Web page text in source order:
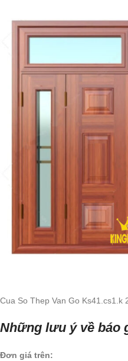
Cua So Thep Van Go Ks41.cs1.k
Những lưu ý về báo
Đơn giá trên: